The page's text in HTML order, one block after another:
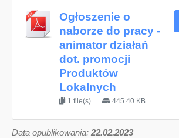
Ogłoszenie o
naborze do pracy -
animator działań
dot. promocji
Produktów
Lokalnych
1 file(s) 445.40 KB
Data opublikowania: 22.02.2023